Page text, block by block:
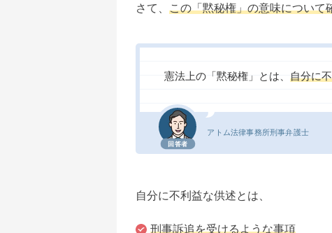
さて、この「黙秘権」の意味について
回答者
アトム法律事務所刑事弁護士
憲法上の「黙秘権」とは、自分に
自分に不利益な供述とは、
刑事訴追を受けるような事項